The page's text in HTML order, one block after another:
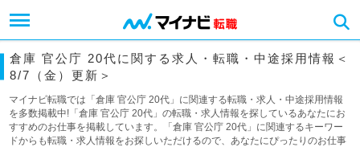
倉庫 官公庁 20代に関する求人・転職・中途採用情報＜
8/7（金）更新＞
マイナビ転職では「倉庫 官公庁 20代」に関連する転職・求人・中途採用情報
を多数掲載中!「倉庫 官公庁 20代」の転職・求人情報を探しているあなたにお
すすめのお仕事を掲載しています。「倉庫 官公庁 20代」に関連するキーワー
ドからも転職・求人情報をお探しいただけるので、あなたにぴったりのお仕事